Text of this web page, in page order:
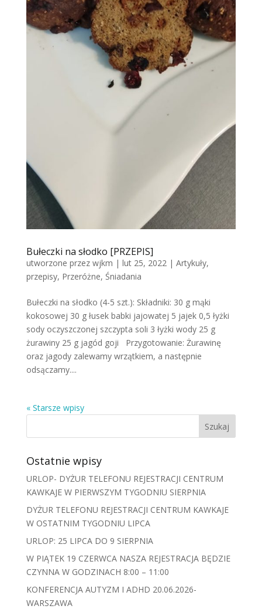
Bułeczki na słodko [PRZEPIS]
utworzone przez wjkm | lut 25, 2022| Artykuły,
przepisy, Przeróżne, Śniadania
Bułeczki na słodko (4-5 szt.): Składniki: 30 g mąki
kokosowej 30 g łusek babki jajowatej 5 jajek 0,5 łyżki
sody oczyszczonej szczypta soli 3 łyżki wody 25 g
żurawiny 25 g jagód goji Przygotowanie: Żurawinę
oraz jagody zalewamy wrzątkiem, a następnie
odsączamy....
« Starsze wpisy
Ostatnie wpisy
URLOP- DYŻUR TELEFONU REJESTRACJI CENTRUM
KAWKAJE W PIERWSZYM TYGODNIU SIERPNIA
DYŻUR TELEFONU REJESTRACJI CENTRUM KAWKAJE
W OSTATNIM TYGODNIU LIPCA
URLOP: 25 LIPCA DO 9 SIERPNIA
W PIĄTEK 19 CZERWCA NASZA REJESTRACJA BĘDZIE
CZYNNA W GODZINACH 8:00 – 11:00
KONFERENCJA AUTYZM I ADHD 20.06.2026-
WARSZAWA